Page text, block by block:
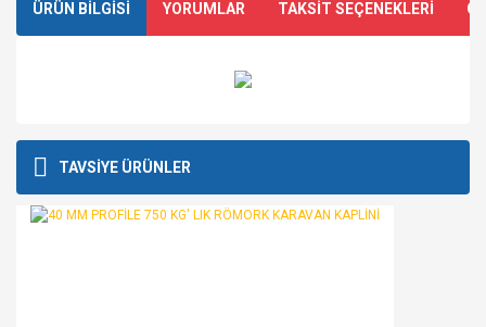
ÜRÜN BİLGİSİ YORUMLAR TAKSİT SEÇENEKLERİ
Bu ürüne ilk yorumu siz yapın!
kullanarak tarafımıza iletebilirsiniz.
Görüş ve önerileriniz için teşekkür ederiz.
TAVSİYE ÜRÜNLER